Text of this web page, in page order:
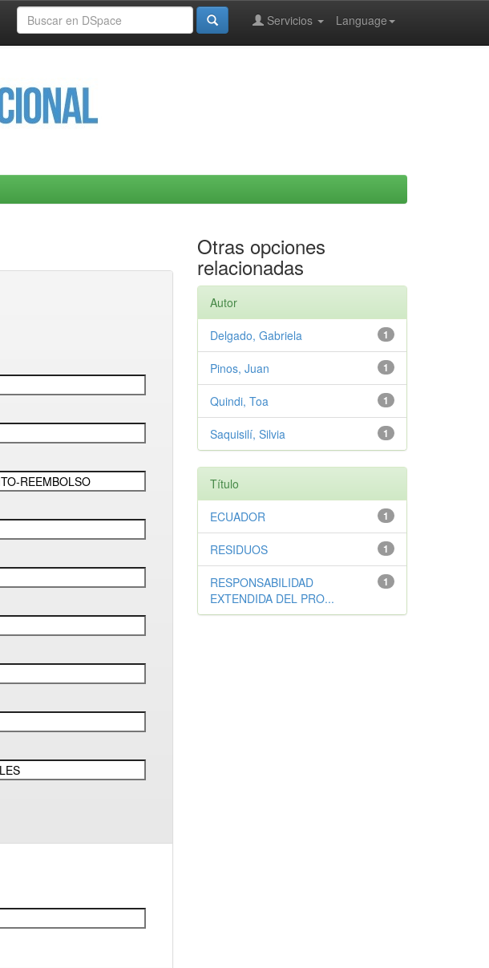
Language
Servicios
Otras opciones
relacionadas
Autor
1
Delgado, Gabriela
1
Pinos, Juan
1
Quindi, Toa
1
Saquisilí, Silvia
Título
1
ECUADOR
1
RESIDUOS
1
RESPONSABILIDAD
EXTENDIDA DEL PRO...